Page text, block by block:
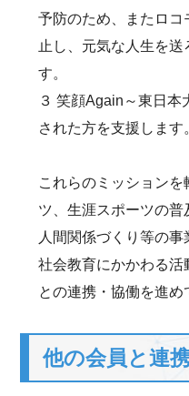
予防のため、またロ
止し、元気な人生を送
す。
３ 笑顔Again～東日本
された方を支援します
これらのミッション
ツ、生涯スポーツの
人間関係づくり等の事
社会教育にかかわる活
との連携・協働を進め
他の会員と連